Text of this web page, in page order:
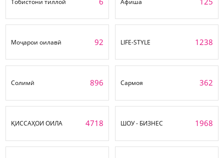
Моҷарои оилавӣ 92 LIFE-STYLE 1238
Солимӣ 896 Сармоя 362
ҚИССАҲОИ ОИЛА 4718 ШОУ - БИЗНЕС 1968